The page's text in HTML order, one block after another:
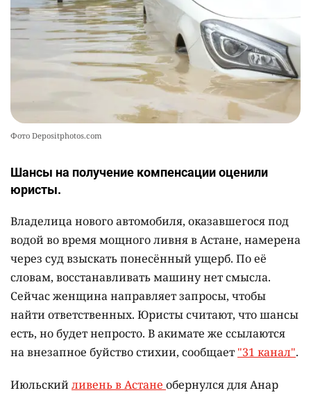
2341 1 22
Фото Depositphotos.com
Шансы на получение компенсации оценили
юристы.
Владелица нового автомобиля, оказавшегося под
водой во время мощного ливня в Астане, намерена
через суд взыскать понесённый ущерб. По её
словам, восстанавливать машину нет смысла.
Сейчас женщина направляет запросы, чтобы
найти ответственных. Юристы считают, что шансы
есть, но будет непросто. В акимате же ссылаются
на внезапное буйство стихии, сообщает "31 канал".
Июльскийливень в Астане обернулся для Анар